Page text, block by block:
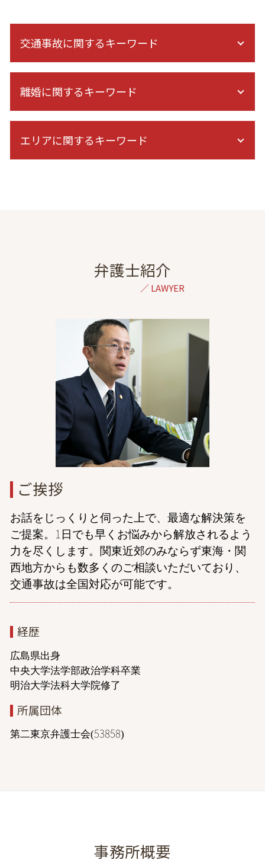
交通事故に関するキーワード
交通事故 過失割合
右直事故 過失割合
交通事故 慰謝料 相場
示談交渉 自分で
交通事故 逸失利益 計算
障害等級認定 期間
保険会社 弁護士 委任
交通事故 ptsd
離婚に関するキーワード
DV 離婚
養育費 強制執行
離婚 調停 面会交流
婚姻費用 別居
離婚調停 不成立
離婚 親権 父親
離婚 調停 やり直し
セックスレス 浮気
遠距離 浮気
協議離婚 弁護士 無料相談
調停 不成立 裁判
エリアに関するキーワード
交通事故 弁護士 相談 都内
結婚詐欺 弁護士 相談 港区
家事事件 弁護士 相談 港区
自己破産 弁護士 相談 港区
不動産トラブル 弁護士 相談 東京
成年後見 弁護士 相談 港区
債権回収 弁護士 相談 港区
債務整理 弁護士 相談 港区
債権回収 弁護士 相談 東京
金銭トラブル 弁護士 相談 東京
民事再生 弁護士 相談 東京
刑事事件 弁護士 相談 東京
dv 離婚 弁護士 東京
弁護士紹介
ご挨拶
お話をじっくりと伺った上で、最適な解決策を
ご提案。1日でも早くお悩みから解放されるよう
力を尽くします。関東近郊のみならず東海・関
西地方からも数多くのご相談いただいており、
交通事故は全国対応が可能です。
経歴
広島県出身
中央大学法学部政治学科卒業
明治大学法科大学院修了
所属団体
第二東京弁護士会(53858)
事務所概要